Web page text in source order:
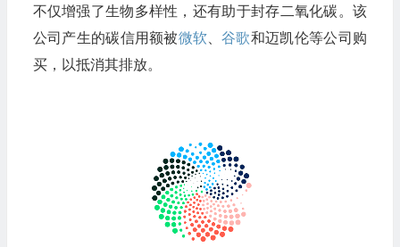
不仅增强了生物多样性，还有助于封存二氧化碳。该
公司产生的碳信用额被微软、谷歌和迈凯伦等公司购
买，以抵消其排放。